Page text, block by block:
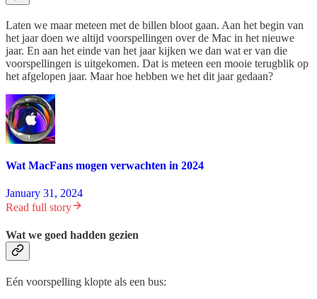
Laten we maar meteen met de billen bloot gaan. Aan het begin van
het jaar doen we altijd voorspellingen over de Mac in het nieuwe
jaar. En aan het einde van het jaar kijken we dan wat er van die
voorspellingen is uitgekomen. Dat is meteen een mooie terugblik op
het afgelopen jaar. Maar hoe hebben we het dit jaar gedaan?
Wat MacFans mogen verwachten in 2024
January 31, 2024
Read full story
Wat we goed hadden gezien
Eén voorspelling klopte als een bus: